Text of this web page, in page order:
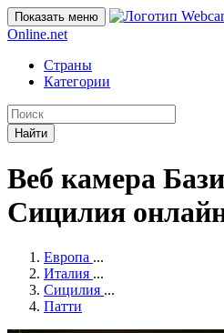
Показать меню
Online.net
Страны
Категории
Найти
Веб камера
Сицилия
Европа ...
Италия ...
Сицилия ...
Патти